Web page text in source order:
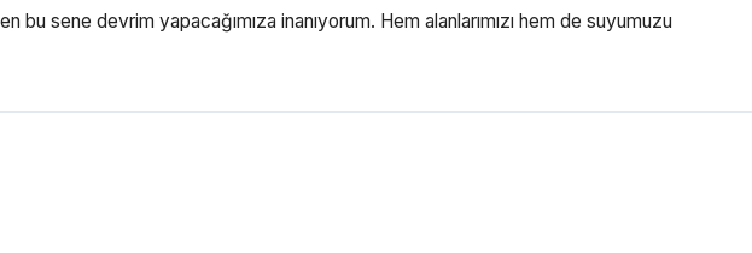
bu sene devrim yapacağımıza inanıyorum. Hem alanlarımızı hem de suyumuzu